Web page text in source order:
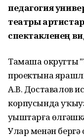
педагогия
театры
спектакленең
Тамаша округтың
проектына
А.В. Доставалов
корпусында
уңыштарға
Улар менән